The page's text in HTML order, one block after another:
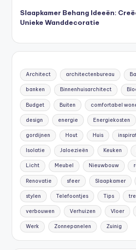
Slaapkamer Behang Ideeën:
Unieke Wanddecoratie
Architect architectenbureau
banken Binnenhuisarchitect
Budget Buiten comfortabel
design energie Energiekosten
gordijnen Hout Huis
Isolatie Jaloezieën Keuken
Licht Meubel Nieuwbouw
Renovatie sfeer Slaapkamer
stylen Telefoontjes Tips
verbouwen Verhuizen Vloer
Werk Zonnepanelen Zuinig